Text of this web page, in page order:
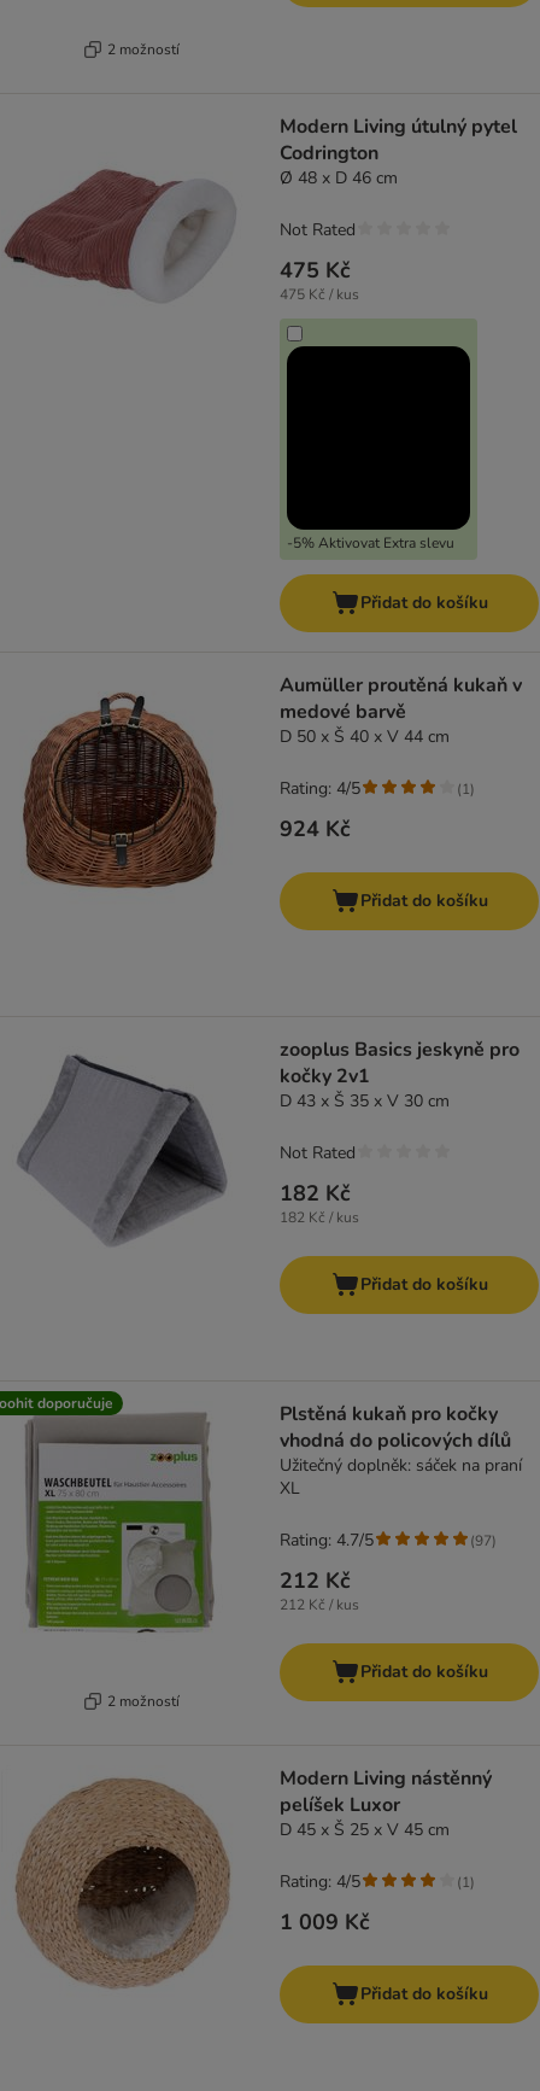
2 možností
Modern Living útulný pytel
Codrington
Ø 48 x D 46 cm
475 Kč
475 Kč / kus
-5% Aktivovat Extra slevu
Not Rated
Přidat do košíku
Aumüller proutěná kukaň v
medové barvě
D 50 x Š 40 x V 44 cm
924 Kč
Rating: 4/5 (1)
Přidat do košíku
zooplus Basics jeskyně pro
kočky 2v1
D 43 x Š 35 x V 30 cm
182 Kč
182 Kč / kus
Not Rated
Přidat do košíku
doporučuje
2 možností
Plstěná kukaň pro kočky
vhodná do policových dílů
Užitečný doplněk: sáček na praní
XL
212 Kč
212 Kč / kus
Rating: 4.7/5 (97)
Přidat do košíku
Modern Living nástěnný
pelíšek Luxor
D 45 x Š 25 x V 45 cm
1 009 Kč
Rating: 4/5 (1)
Přidat do košíku